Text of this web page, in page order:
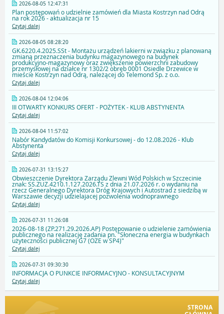
2026-08-05 12:47:31
Plan postępowań o udzielnie zamówień dla Miasta Kostrzyn nad Odrą
na rok 2026 - aktualizacja nr 15
Czytaj dalej
2026-08-05 08:28:20
GK.6220.4.2025.SSt - Montażu urządzeń lakierni w związku z planowaną
zmianą przeznaczenia budynku magazynowego na budynek
produkcyjno-magazynowy oraz zwiększenie powierzchni zabudowy
przemysłowej na działce nr 1302/2 obręb 0001 Osiedle Drzewice w
mieście Kostrzyn nad Odrą, należącej do Telemond Sp. z o.o.
Czytaj dalej
2026-08-04 12:04:06
III OTWARTY KONKURS OFERT - POŻYTEK - KLUB ABSTYNENTA
Czytaj dalej
2026-08-04 11:57:02
Nabór Kandydatów do Komisji Konkursowej - do 12.08.2026 - Klub
Abstynenta
Czytaj dalej
2026-07-31 13:15:27
Obwieszczenie Dyrektora Zarządu Zlewni Wód Polskich w Szczecinie
znak: SS.ZUZ.4210.1.127.2026.TS z dnia 21.07.2026 r. o wydaniu na
rzecz Generalnego Dyrektora Dróg Krajowych i Autostrad z siedzibą w
Warszawie decyzji udzielajacej pozwolenia wodnoprawnego
Czytaj dalej
2026-07-31 11:26:08
2026-08-18 (ZP.271.29.2026.AP) Postępowanie o udzielenie zamówienia
publicznego na realizację zadania pn. "Słoneczna energia w budynkach
użyteczności publicznej G7 (OZE w SP4)"
Czytaj dalej
2026-07-31 09:30:30
INFORMACJA O PUNKCIE INFORMACYJNO - KONSULTACYJNYM
Czytaj dalej
STRONA